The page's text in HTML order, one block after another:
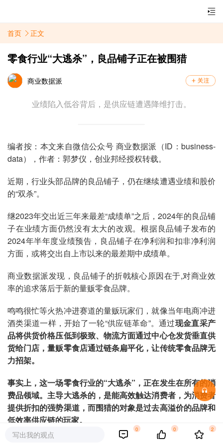
首页 正文
零食行业“大逃杀”，良品铺子正在被围猎​
商业数据派
业绩陷入低谷背后，是供应链遭遇降维打击。
编者按：本文来自微信公众号 商业数据派（ID：business-
data），作者：郭梦仪，创业邦经授权转载。
近期，行业头部品牌的良品铺子，仍在继续遭遇业绩和股价
的“双杀”。
继2023年交出近三年来最差“成绩单”之后，2024年的良品铺
子在业绩方面仍然没有太大的改观。根据良品铺子发布的
2024年半年度业绩预告，良品铺子在净利润和扣非净利润
方面，或将交出自上市以来的最差期中成绩单。
商业数据派发现，良品铺子的折戟核心原因在于,对商业效
率的追求落后于新的量贩零食品牌。
鸣鸣很忙等火热冲进赛道的量贩玩家们，就像当年电商冲进
酒类渠道一样，开始了一轮“供应链革命”。通过现金直采产
品将供货价格压低到极致、物流方面通过中心仓发货垂直供
货给门店，量贩零食店通过链条扁平化，让传统零食品牌无
力招架。
事实上，这一场零食行业的“大逃杀”，正在发生在所有的消
费品领域。主导大逃杀的，是能高效触达消费者，为消费者
提供折扣的强势渠道，而围猎的对象是过去高溢价的品牌和
低效率供应链的玩家。
良品铺子的改变，不能止步于降价。
写出我的观点
0 0 2